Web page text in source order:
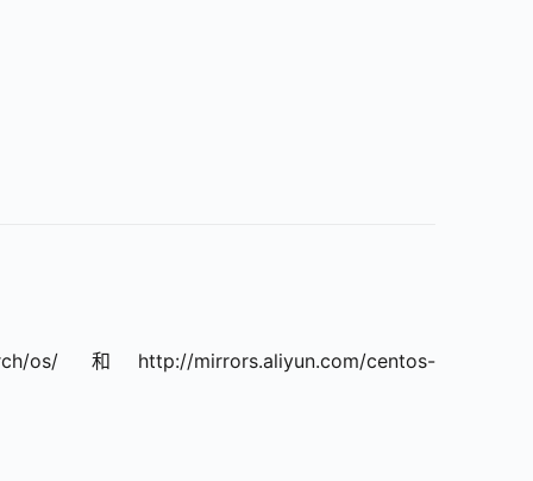
和http://mirrors.aliyun.com/centos-